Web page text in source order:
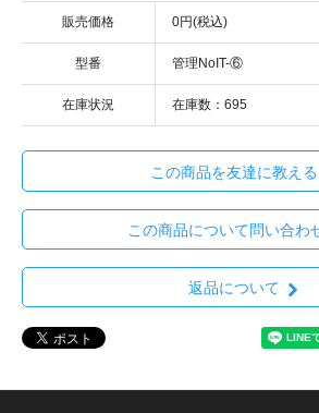
販売価格 0円(税込)
型番 管理NoIT-⑥
在庫状況 在庫数：695
この商品を友達に教える
この商品について問い合わ
返品について